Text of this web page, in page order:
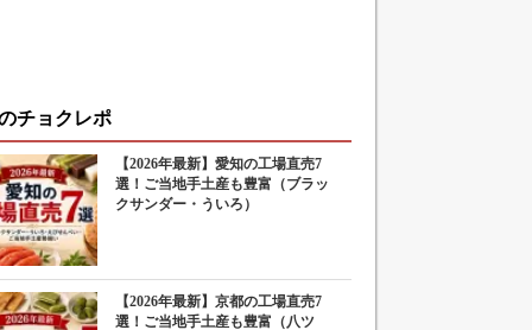
チョクレポ
【2026年最新】愛知の工場直売7
選！ご当地手土産も豊富（ブラッ
クサンダー・ういろ）
【2026年最新】京都の工場直売7
選！ご当地手土産も豊富（八ツ